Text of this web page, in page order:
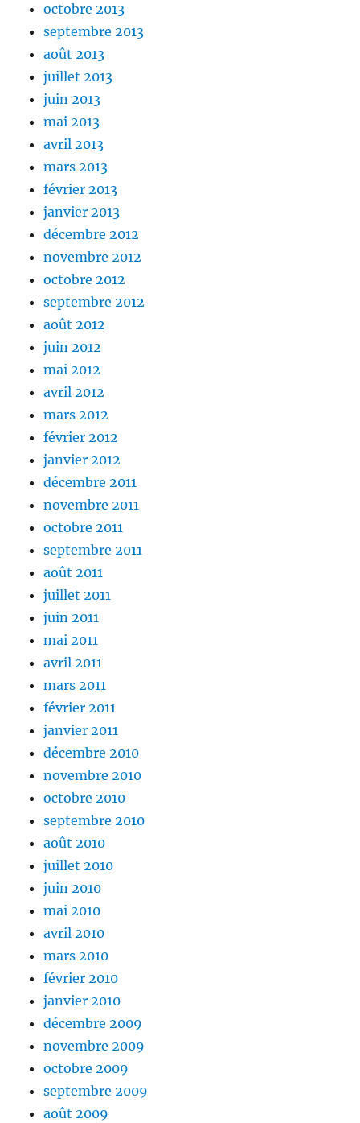
octobre 2013
septembre 2013
août 2013
juillet 2013
juin 2013
mai 2013
avril 2013
mars 2013
février 2013
janvier 2013
décembre 2012
novembre 2012
octobre 2012
septembre 2012
août 2012
juin 2012
mai 2012
avril 2012
mars 2012
février 2012
janvier 2012
décembre 2011
novembre 2011
octobre 2011
septembre 2011
août 2011
juillet 2011
juin 2011
mai 2011
avril 2011
mars 2011
février 2011
janvier 2011
décembre 2010
novembre 2010
octobre 2010
septembre 2010
août 2010
juillet 2010
juin 2010
mai 2010
avril 2010
mars 2010
février 2010
janvier 2010
décembre 2009
novembre 2009
octobre 2009
septembre 2009
août 2009